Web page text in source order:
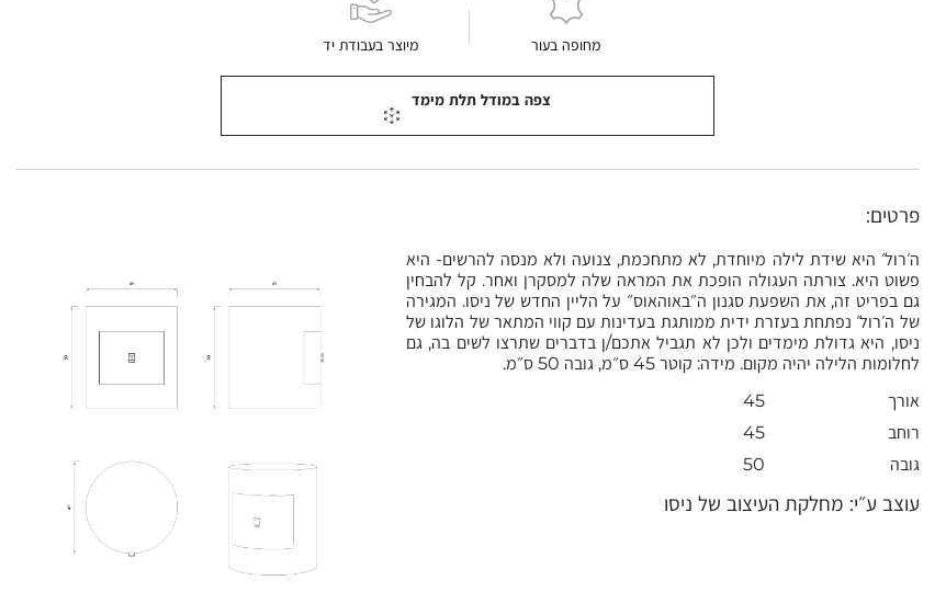
מחופה בעור מיוצר בעבודת יד
צפה במודל תלת מימד
פרטים:
ה׳רול׳ היא שידת לילה מיוחדת, לא מתחכמת, צנועה ולא מנסה להרשים- היא
פשוט היא. צורתה העגולה הופכת את המראה שלה למסקרן ואחר. קל להבחין
גם בפריט זה, את השפעת סגנון ה״באוהאוס״ על הליין החדש של ניסו. המגירה
של ה׳רול׳ נפתחת בעזרת ידית ממותגת בעדינות עם קווי המתאר של הלוגו של
ניסו, היא גדולת מימדים ולכן לא תגביל אתכם/ן בדברים שתרצו לשים בה, גם
לחלומות הלילה יהיה מקום. מידה: קוטר 45 ס״מ, גובה 50 ס״מ.
אורך
45
רוחב
45
גובה
50
עוצב ע״י: מחלקת העיצוב של ניסו